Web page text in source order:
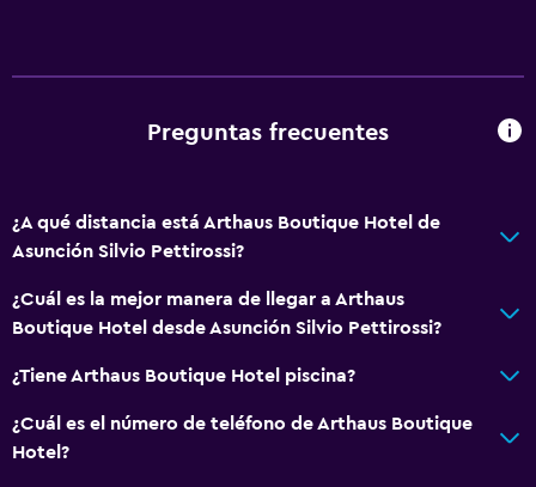
Preguntas frecuentes
¿A qué distancia está Arthaus Boutique Hotel de
Asunción Silvio Pettirossi?
¿Cuál es la mejor manera de llegar a Arthaus
Boutique Hotel desde Asunción Silvio Pettirossi?
¿Tiene Arthaus Boutique Hotel piscina?
¿Cuál es el número de teléfono de Arthaus Boutique
Hotel?